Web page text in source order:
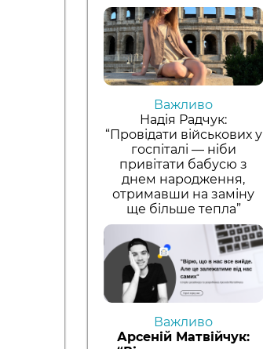
Важливо
Надія Радчук:
“Провідати військових у
госпіталі — ніби
привітати бабусю з
днем народження,
отримавши на заміну
ще більше тепла”
Важливо
Арсеній Матвійчук: